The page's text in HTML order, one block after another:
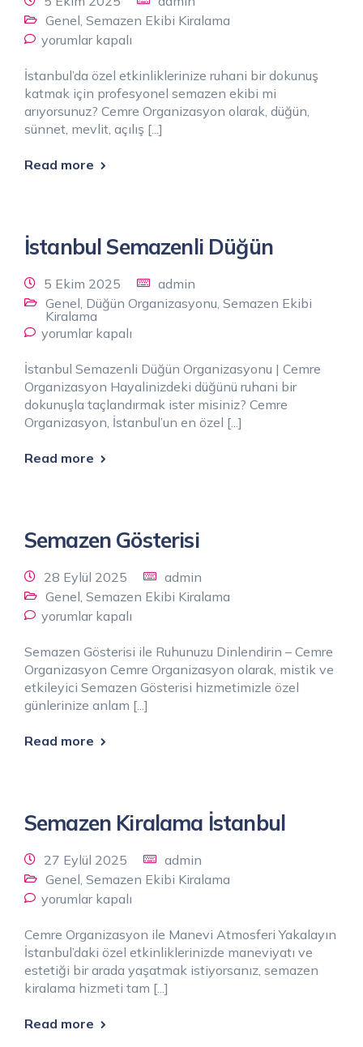
Genel Semazen Ekibi Kiralama
yorumlar kapalı
İstanbul’da özel etkinliklerinize ruhani bir dokunuş
katmak için profesyonel semazen ekibi mi
arıyorsunuz? Cemre Organizasyon olarak, düğün,
sünnet, mevlit, açılış [...]
Read more
İstanbul Semazenli Düğün
5 Ekim 2025
admin
Genel Düğün Organizasyonu Semazen Ekibi
Kiralama
yorumlar kapalı
İstanbul Semazenli Düğün Organizasyonu | Cemre
Organizasyon Hayalinizdeki düğünü ruhani bir
dokunuşla taçlandırmak ister misiniz? Cemre
Organizasyon, İstanbul’un en özel [...]
Read more
Semazen Gösterisi
28 Eylül 2025
admin
Genel Semazen Ekibi Kiralama
yorumlar kapalı
Semazen Gösterisi ile Ruhunuzu Dinlendirin – Cemre
Organizasyon Cemre Organizasyon olarak, mistik ve
etkileyici Semazen Gösterisi hizmetimizle özel
günlerinize anlam [...]
Read more
Semazen Kiralama İstanbul
27 Eylül 2025
admin
Genel Semazen Ekibi Kiralama
yorumlar kapalı
Cemre Organizasyon ile Manevi Atmosferi Yakalayın
İstanbul’daki özel etkinliklerinizde maneviyatı ve
estetiği bir arada yaşatmak istiyorsanız, semazen
kiralama hizmeti tam [...]
Read more